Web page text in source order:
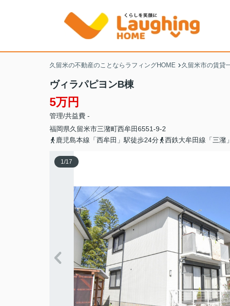
久留米の不動産のことならラフィングHOME 久留米市の賃貸
ヴィラパピヨンB棟
5万円
管理/共益費 -
福岡県久留米市三潴町西牟田6551-9-2
鹿児島本線「西牟田」駅徒歩24分
西鉄大牟田線「三潴
1/17